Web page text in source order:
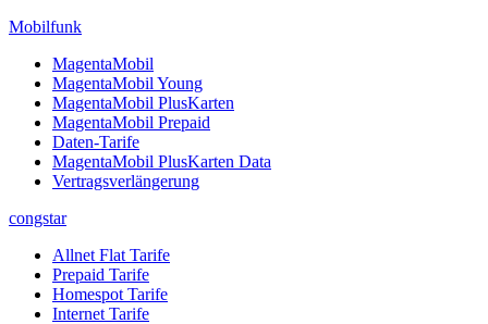
Mobilfunk
MagentaMobil
MagentaMobil Young
MagentaMobil PlusKarten
MagentaMobil Prepaid
Daten-Tarife
MagentaMobil PlusKarten Data
Vertragsverlängerung
congstar
Allnet Flat Tarife
Prepaid Tarife
Homespot Tarife
Internet Tarife